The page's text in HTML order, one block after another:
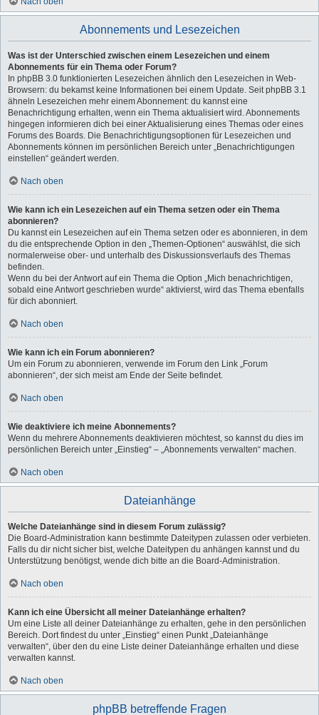
Abonnements und Lesezeichen
Was ist der Unterschied zwischen einem Lesezeichen und einem
Abonnements für ein Thema oder Forum?
In phpBB 3.0 funktionierten Lesezeichen ähnlich den Lesezeichen in Web-
Browsern: du bekamst keine Informationen bei einem Update. Seit phpBB 3.1
ähneln Lesezeichen mehr einem Abonnement: du kannst eine
Benachrichtigung erhalten, wenn ein Thema aktualisiert wird. Abonnements
hingegen informieren dich bei einer Aktualisierung eines Themas oder eines
Forums des Boards. Die Benachrichtigungsoptionen für Lesezeichen und
Abonnements können im persönlichen Bereich unter „Benachrichtigungen
einstellen“ geändert werden.
Nach oben
Wie kann ich ein Lesezeichen auf ein Thema setzen oder ein Thema
abonnieren?
Du kannst ein Lesezeichen auf ein Thema setzen oder es abonnieren, in dem
du die entsprechende Option in den „Themen-Optionen“ auswählst, die sich
normalerweise ober- und unterhalb des Diskussionsverlaufs des Themas
befinden.
Wenn du bei der Antwort auf ein Thema die Option „Mich benachrichtigen,
sobald eine Antwort geschrieben wurde“ aktivierst, wird das Thema ebenfalls
für dich abonniert.
Nach oben
Wie kann ich ein Forum abonnieren?
Um ein Forum zu abonnieren, verwende im Forum den Link „Forum
abonnieren“, der sich meist am Ende der Seite befindet.
Nach oben
Wie deaktiviere ich meine Abonnements?
Wenn du mehrere Abonnements deaktivieren möchtest, so kannst du dies im
persönlichen Bereich unter „Einstieg“ – „Abonnements verwalten“ machen.
Nach oben
Dateianhänge
Welche Dateianhänge sind in diesem Forum zulässig?
Die Board-Administration kann bestimmte Dateitypen zulassen oder verbieten.
Falls du dir nicht sicher bist, welche Dateitypen du anhängen kannst und du
Unterstützung benötigst, wende dich bitte an die Board-Administration.
Nach oben
Kann ich eine Übersicht all meiner Dateianhänge erhalten?
Um eine Liste all deiner Dateianhänge zu erhalten, gehe in den persönlichen
Bereich. Dort findest du unter „Einstieg“ einen Punkt „Dateianhänge
verwalten“, über den du eine Liste deiner Dateianhänge erhalten und diese
verwalten kannst.
Nach oben
phpBB betreffende Fragen